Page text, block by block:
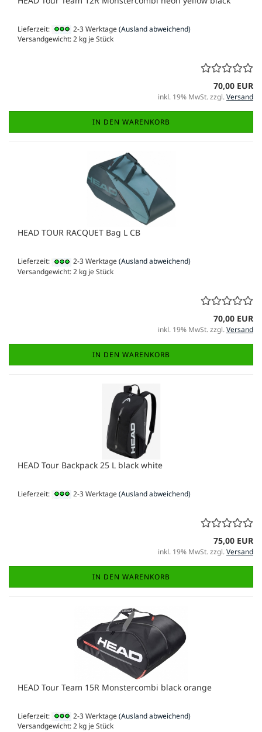
Lieferzeit: 2-3 Werktage(Ausland abweichend)
Versandgewicht:2 kg je Stück
70,00 EUR
inkl. 19% MwSt. zzgl.Versand
IN DEN WARENKORB
HEAD TOUR RACQUET Bag L CB
Lieferzeit: 2-3 Werktage(Ausland abweichend)
Versandgewicht:2 kg je Stück
70,00 EUR
inkl. 19% MwSt. zzgl.Versand
IN DEN WARENKORB
HEAD Tour Backpack 25 L black white
Lieferzeit: 2-3 Werktage(Ausland abweichend)
75,00 EUR
inkl. 19% MwSt. zzgl.Versand
IN DEN WARENKORB
HEAD Tour Team 15R Monstercombi black orange
Lieferzeit: 2-3 Werktage(Ausland abweichend)
Versandgewicht:2 kg je Stück